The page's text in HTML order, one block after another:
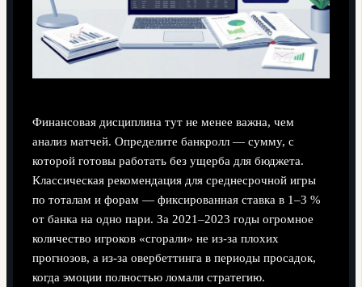
Финансовая дисциплина тут не менее важна, чем
анализ матчей. Определите банкролл — сумму, с
которой готовы работать без ущерба для бюджета.
Классическая рекомендация для среднесрочной игры
по тоталам и форам — фиксированная ставка в 1–3 %
от банка на одно пари. За 2021–2023 годы огромное
количество игроков «сгорали» не из‑за плохих
прогнозов, а из‑за овербеттинга в периоды просадок,
когда эмоции полностью ломали стратегию.